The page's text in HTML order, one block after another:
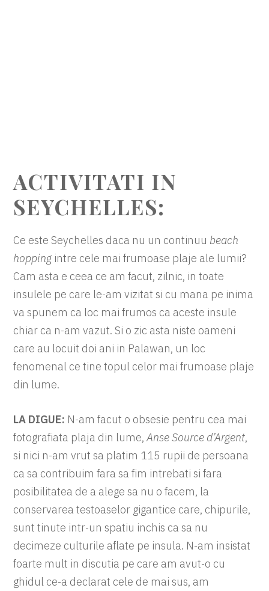
ACTIVITATI IN
SEYCHELLES:
Ce este Seychelles daca nu un continuu beach
hoppingintre cele mai frumoase plaje ale lumii?
Cam asta e ceea ce am facut, zilnic, in toate
insulele pe care le-am vizitat si cu mana pe inima
va spunem ca loc mai frumos ca aceste insule
chiar ca n-am vazut. Si o zic asta niste oameni
care au locuit doi ani in Palawan, un loc
fenomenal ce tine topul celor mai frumoase plaje
din lume.
LA DIGUE: N-am facut o obsesie pentru cea mai
fotografiata plaja din lume,Anse Source d’Argent,
si nici n-am vrut sa platim 115 rupii de persoana
ca sa contribuim fara sa fim intrebati si fara
posibilitatea de a alege sa nu o facem, la
conservarea testoaselor gigantice care, chipurile,
sunt tinute intr-un spatiu inchis ca sa nu
decimeze culturile aflate pe insula. N-am insistat
foarte mult in discutia pe care am avut-o cu
ghidul ce-a declarat cele de mai sus, am